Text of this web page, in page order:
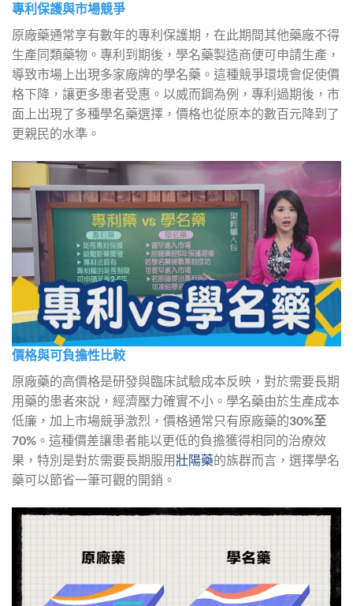
專利保護與市場競爭
原廠藥通常享有數年的專利保護期，在此期間其他藥廠不得
生產同類藥物。專利到期後，學名藥製造商便可申請生產，
導致市場上出現多家廠牌的學名藥。這種競爭環境會促使價
格下降，讓更多患者受惠。以威而鋼為例，專利過期後，市
面上出現了多種學名藥選擇，價格也從原本的數百元降到了
更親民的水準。
價格與可負擔性比較
原廠藥的高價格是研發與臨床試驗成本反映，對於需要長期
用藥的患者來說，經濟壓力確實不小。學名藥由於生產成本
低廉，加上市場競爭激烈，價格通常只有原廠藥的30%至
70% 。這種價差讓患者能以更低的負擔獲得相同的治療效
果，特別是對於需要長期服用壯陽藥的族群而言，選擇學名
藥可以節省一筆可觀的開銷。